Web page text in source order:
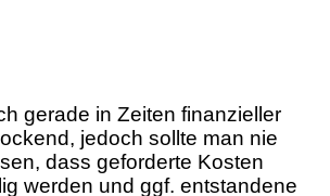
gerade in Zeiten finanzieller
jedoch sollte man nie
dass geforderte Kosten
werden und ggf. entstandene